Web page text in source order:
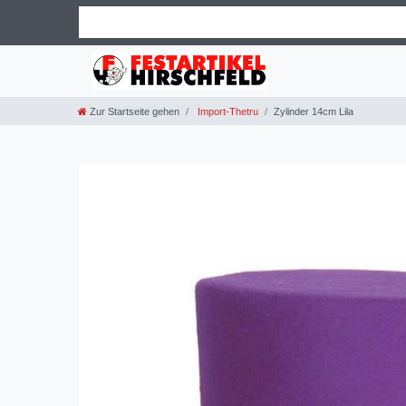
Zur Startseite gehen Import-Thetru Zylinder 14cm Lila